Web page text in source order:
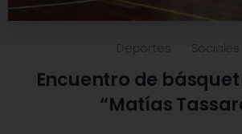
Deportes Sociales
Encuentro de
“Matías